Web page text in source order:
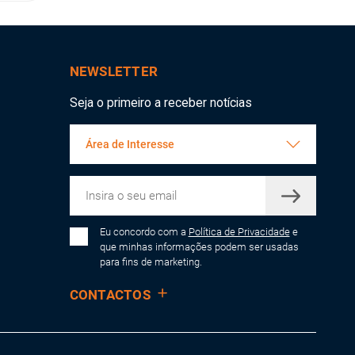
CONTACTOS
NEWSLETTER
Seja o primeiro a receber notícias
Área de Interesse
Eu concordo com a Política de Privacidadee
que minhas informações podem ser usadas
para fins de marketing.